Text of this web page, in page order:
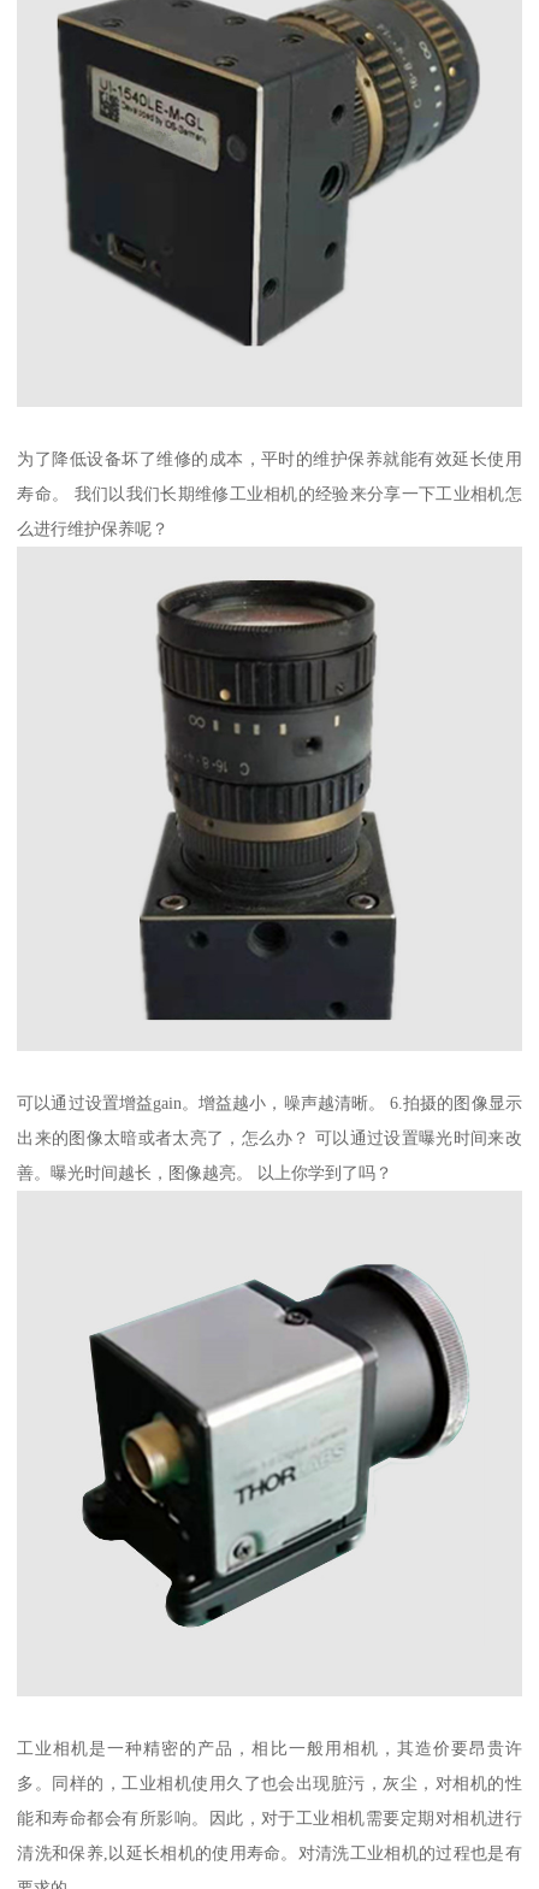
为了降低设备坏了维修的成本，平时的维护保养就能有效延长使用
寿命。 我们以我们长期维修工业相机的经验来分享一下工业相机怎
么进行维护保养呢？
可以通过设置增益gain。增益越小，噪声越清晰。 6.拍摄的图像显示
出来的图像太暗或者太亮了，怎么办？ 可以通过设置曝光时间来改
善。曝光时间越长，图像越亮。 以上你学到了吗？
工业相机是一种精密的产品，相比一般用相机，其造价要昂贵许
多。同样的，工业相机使用久了也会出现脏污，灰尘，对相机的性
能和寿命都会有所影响。因此，对于工业相机需要定期对相机进行
清洗和保养,以延长相机的使用寿命。对清洗工业相机的过程也是有